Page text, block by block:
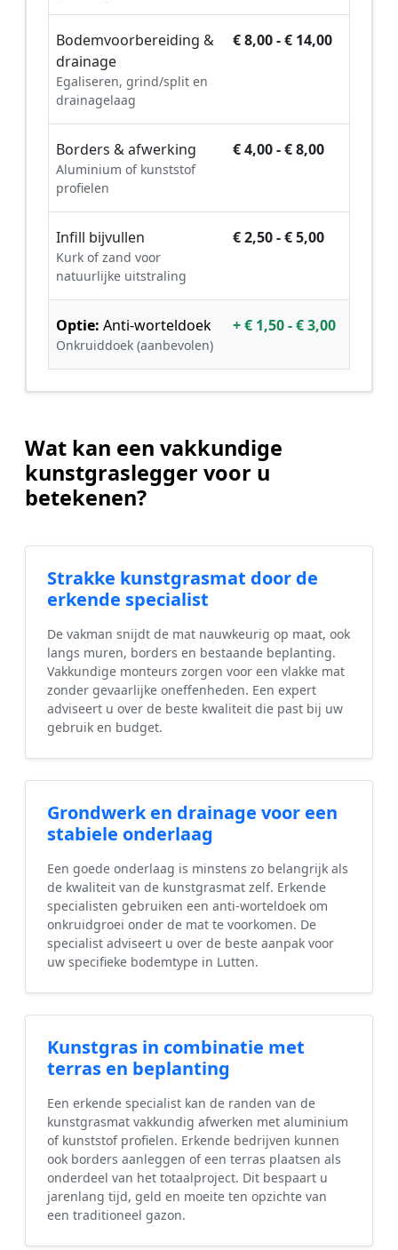
Bodemvoorbereiding &
drainage
Egaliseren, grind/split en
drainagelaag
€ 8,00 - € 14,00
Borders & afwerking
Aluminium of kunststof
profielen
€ 4,00 - € 8,00
Infill bijvullen
Kurk of zand voor
natuurlijke uitstraling
€ 2,50 - € 5,00
Optie: Anti-worteldoek
Onkruiddoek (aanbevolen)
+ € 1,50 - € 3,00
Wat kan een vakkundige
kunstgraslegger voor u
betekenen?
Strakke kunstgrasmat door de
erkende specialist
De vakman snijdt de mat nauwkeurig op maat, ook
langs muren, borders en bestaande beplanting.
Vakkundige monteurs zorgen voor een vlakke mat
zonder gevaarlijke oneffenheden. Een expert
adviseert u over de beste kwaliteit die past bij uw
gebruik en budget.
Grondwerk en drainage voor een
stabiele onderlaag
Een goede onderlaag is minstens zo belangrijk als
de kwaliteit van de kunstgrasmat zelf. Erkende
specialisten gebruiken een anti-worteldoek om
onkruidgroei onder de mat te voorkomen. De
specialist adviseert u over de beste aanpak voor
uw specifieke bodemtype in Lutten.
Kunstgras in combinatie met
terras en beplanting
Een erkende specialist kan de randen van de
kunstgrasmat vakkundig afwerken met aluminium
of kunststof profielen. Erkende bedrijven kunnen
ook borders aanleggen of een terras plaatsen als
onderdeel van het totaalproject. Dit bespaart u
jarenlang tijd, geld en moeite ten opzichte van
een traditioneel gazon.